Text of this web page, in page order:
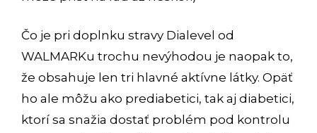
Čo je pri doplnku stravy Dialevel od
WALMARKu trochu nevýhodou je naopak to,
že obsahuje len tri hlavné aktívne látky. Opäť
ho ale môžu ako prediabetici, tak aj diabetici,
ktorí sa snažia dostať problém pod kontrolu